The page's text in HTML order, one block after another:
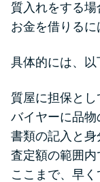
質入れをする
お金を借りるに
具体的には、以
質屋に担保とし
バイヤーに品物
書類の記入と
査定額の範囲内
ここまで、早く